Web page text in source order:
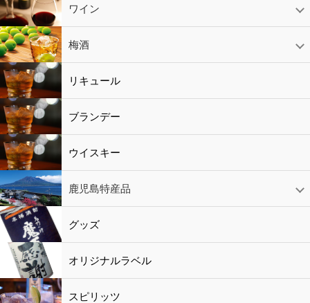
日本酒
スパークリング
ギフト ワイン
赤ワイン
白ワイン
ロゼワイン
スパークリング
シャンパン 梅酒
梅酒
シャンパン
リキュール リキュール
ブランデー
ウイスキー
鹿児島特産品
黒酢・酢
水
鹿児島特産品
おつまみ グッズ
オリジナルラベル
スピリッツ